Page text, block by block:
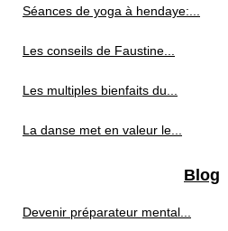
Séances de yoga à hendaye:...
Les conseils de Faustine...
Les multiples bienfaits du...
La danse met en valeur le...
Blog
Devenir préparateur mental...